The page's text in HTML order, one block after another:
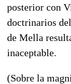
posterior con
doctrinarios
de Mella
inaceptable.
(Sobre la